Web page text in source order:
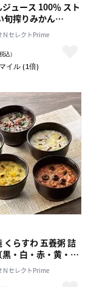
ュース 100％ スト
旬搾りみかん
［沖縄県・離島
ＮセレクトPrime
込）
イル (1倍)
くらすわ 五養粥 詰
・白・赤・黄・
ＮセレクトPrime